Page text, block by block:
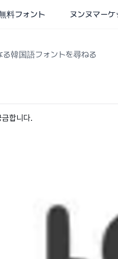
料フォント ヌンヌマーケ
る韓国語フォントを尋ねる
합니다.